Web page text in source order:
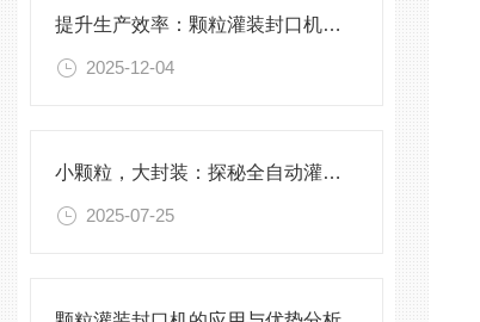
提升生产效率：颗粒灌装封口机的优化与维护
2025-12-04
小颗粒，大封装：探秘全自动灌装封口一体化科技
2025-07-25